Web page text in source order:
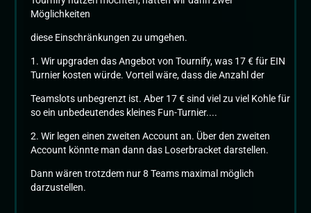
Möglichkeiten
diese Einschränkungen zu umgehen.
1. Wir upgraden das Angebot von Tournify, was 17 € für EIN
Turnier kosten würde. Vorteil wäre, dass die Anzahl der
Teamslots unbegrenzt ist. Aber 17 € sind viel zu viel Kohle für
so ein unbedeutendes kleines Fun-Turnier....
2. Wir legen einen zweiten Account an. Über den zweiten
Account könnte man dann das Loserbracket darstellen.
Dann wären trotzdem nur 8 Teams maximal möglich
darzustellen.